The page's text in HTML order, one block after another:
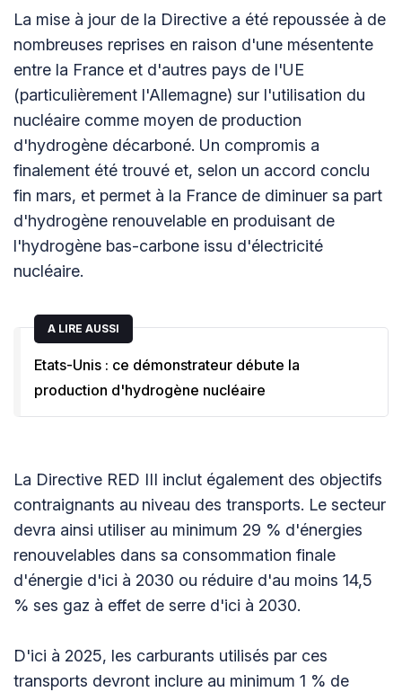
La mise à jour de la Directive a été repoussée à de
nombreuses reprises en raison d'une mésentente
entre la France et d'autres pays de l'UE
(particulièrement l'Allemagne) sur l'utilisation du
nucléaire comme moyen de production
d'hydrogène décarboné. Un compromis a
finalement été trouvé et, selon un accord conclu
fin mars, et permet à la France de diminuer sa part
d'hydrogène renouvelable en produisant de
l'hydrogène bas-carbone issu d'électricité
nucléaire.
A LIRE AUSSI
Etats-Unis : ce démonstrateur débute la
production d'hydrogène nucléaire
La Directive RED III inclut également des objectifs
contraignants au niveau des transports. Le secteur
devra ainsi utiliser au minimum 29 % d'énergies
renouvelables dans sa consommation finale
d'énergie d'ici à 2030 ou réduire d'au moins 14,5
% ses gaz à effet de serre d'ici à 2030.
D'ici à 2025, les carburants utilisés par ces
transports devront inclure au minimum 1 % de